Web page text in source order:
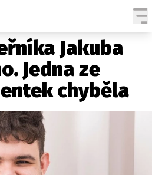
ČESKÉ CELEBRITY
SVĚTOVÉ CELEBRITY
Jakuba
Jedna ze
chyběla